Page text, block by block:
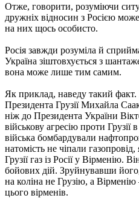
Отже, говорити, розуміючи
дружніх відносин з Росією
на них щось особисто.
Росія завжди розуміла й
Україна зіштовхується з
вона може лише тим самим.
Як приклад, наведу такий
Президента Грузії Михайла
ніж до Президента України
військову агресію проти Грузії
війська бомбардували
натомість не чіпали
Грузії газ із Росії у Вірменію.
бойових дій. Зруйнувавши
на коліна не Грузію, а
цього вірменів.